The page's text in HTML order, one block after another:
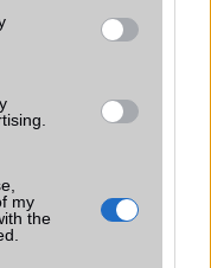
my
the